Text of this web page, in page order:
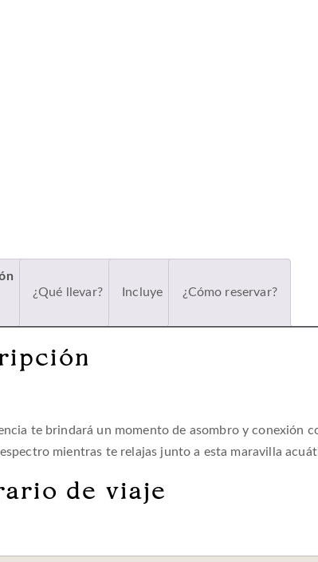
¿Qué llevar?
Incluye ¿Cómo reservar?
te brindará un momento de asombro y conexión
mientras te relajas junto a esta maravilla
de viaje